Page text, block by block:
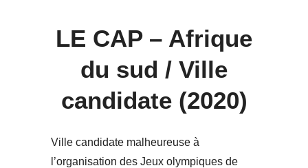
LE CAP – Afrique
du sud / Ville
candidate (2020)
Ville candidate malheureuse à
l’organisation des Jeux olympiques de